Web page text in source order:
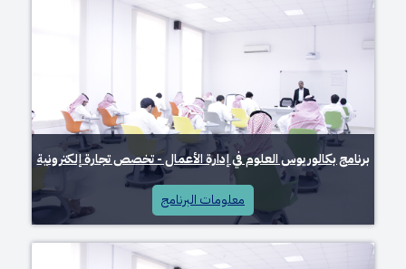
برنامج بكالوريوس العلوم في إدارة الأعمال - تخصص تجارة إلكترونية
معلومات البرنامج